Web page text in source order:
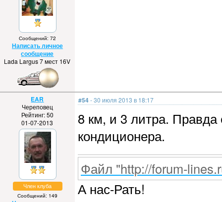
Сообщений: 72
Написать личное
сообщение
Lada Largus 7 мест 16V
EAR
Череповец
Рейтинг: 50
01-07-2013
Член клуба
Сообщений: 149
#54- 30 июля 2013 в 18:17
8 км, и 3 литра.
кондиционера.
Файл "http://forum-
А нас-Рать!